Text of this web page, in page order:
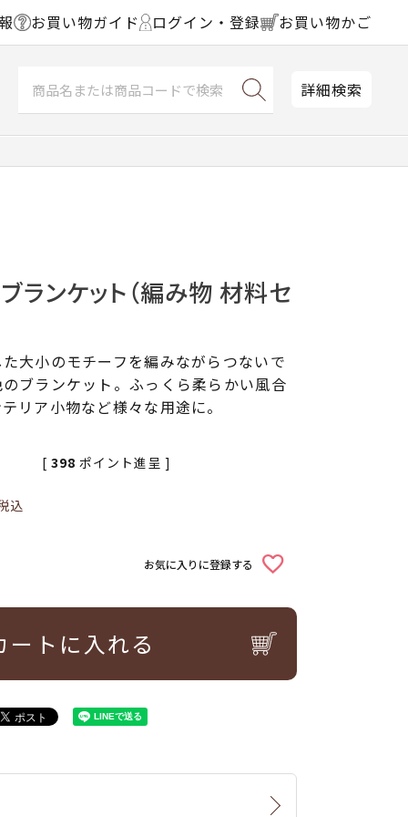
お買い物ガイド ログイン・登録 お買い物かご
詳細検索
ランケット（編み物 材料セ
大小のモチーフを編みながらつないで
ブランケット。ふっくら柔らかい風合
リア小物など様々な用途に。
込
[ 398 ポイント進呈 ]
お気に入りに登録する
ートに入れる